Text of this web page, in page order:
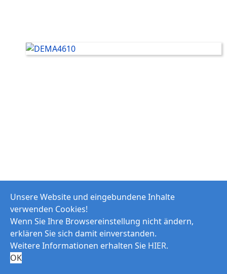
Unsere Website und eingebundene Inhalte
verwenden Cookies!
Wenn Sie Ihre Browsereinstellung nicht ändern,
erklären Sie sich damit einverstanden.
Weitere Informationen erhalten Sie HIER.
OK